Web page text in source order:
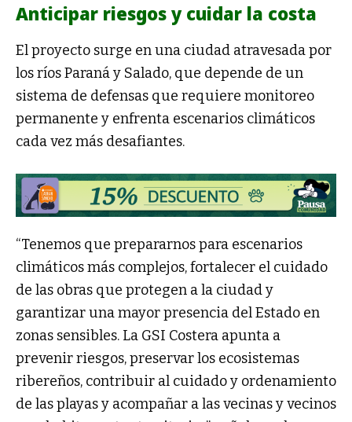
Anticipar riesgos y cuidar la costa
El proyecto surge en una ciudad atravesada por
los ríos Paraná y Salado, que depende de un
sistema de defensas que requiere monitoreo
permanente y enfrenta escenarios climáticos
cada vez más desafiantes.
“Tenemos que prepararnos para escenarios
climáticos más complejos, fortalecer el cuidado
de las obras que protegen a la ciudad y
garantizar una mayor presencia del Estado en
zonas sensibles. La GSI Costera apunta a
prevenir riesgos, preservar los ecosistemas
ribereños, contribuir al cuidado y ordenamiento
de las playas y acompañar a las vecinas y vecinos